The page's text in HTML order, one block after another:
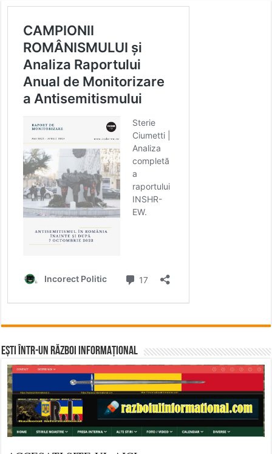
Ești într-un RĂZBOI INFORMAȚIONAL